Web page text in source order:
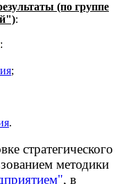
(по группе
:
:
;
.
стратегического
методики
, в